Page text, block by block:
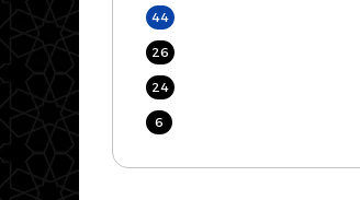
44
26
24
6